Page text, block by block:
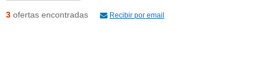
3 ofertas encontradas Recibir por email